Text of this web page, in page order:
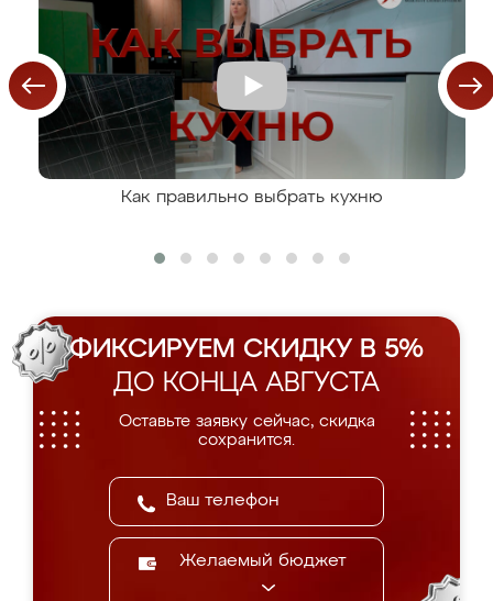
Как правильно выбрать кухню
ФИКСИРУЕМ СКИДКУ В 5%
ДО КОНЦА АВГУСТА
Оставьте заявку сейчас, скидка
сохранится.
Желаемый бюджет